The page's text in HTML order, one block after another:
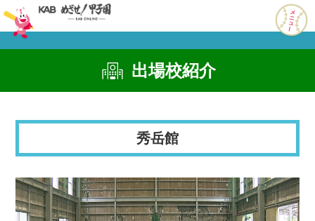
出場校紹介
秀岳館